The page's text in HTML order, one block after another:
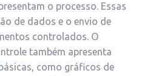
o processo. Essas
de dados e o envio de
controlados. O
também apresenta
como gráficos de